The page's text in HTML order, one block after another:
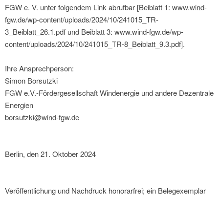
FGW e. V. unter folgendem Link abrufbar [Beiblatt 1: www.wind-
fgw.de/wp-content/uploads/2024/10/241015_TR-
3_Beiblatt_26.1.pdf und Beiblatt 3: www.wind-fgw.de/wp-
content/uploads/2024/10/241015_TR-8_Beiblatt_9.3.pdf].
Ihre Ansprechperson:
Simon Borsutzki
FGW e.V.-Fördergesellschaft Windenergie und andere Dezentrale
Energien
borsutzki@wind-fgw.de
Berlin, den 21. Oktober 2024
Veröffentlichung und Nachdruck honorarfrei; ein Belegexemplar